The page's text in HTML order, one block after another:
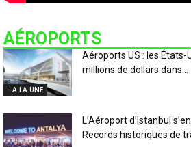
AÉROPORTS
- A LA UNE
Aéroports US : les États-
millions de dollars dans...
L’Aéroport d’Istanbul
Records historiques de